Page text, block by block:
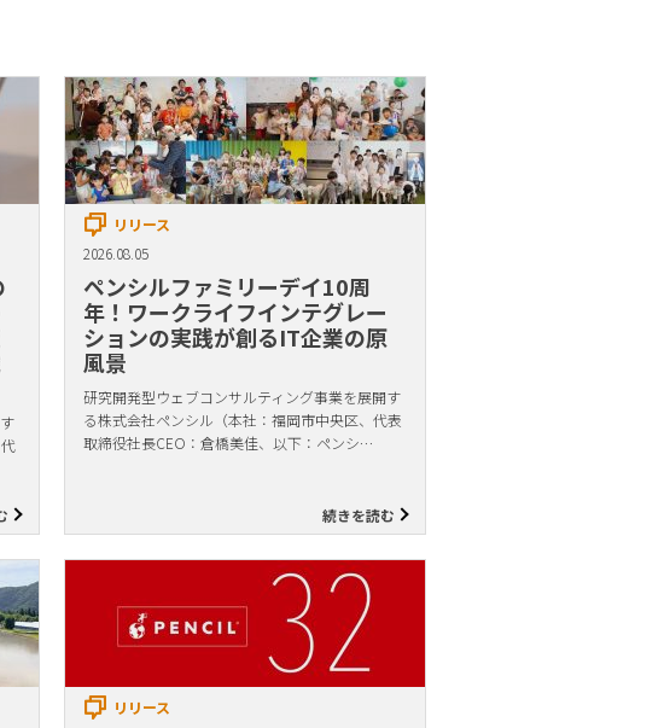
リリース
2026.08.05
ペンシルファミリーデイ10周
年！ワークライフインテグレー
ションの実践が創るIT企業の原
風景
研究開発型ウェブコンサルティング事業を展開す
る株式会社ペンシル（本社：福岡市中央区、代表
取締役社長CEO：倉橋美佳、以下：ペンシ…
続きを読む
リリース